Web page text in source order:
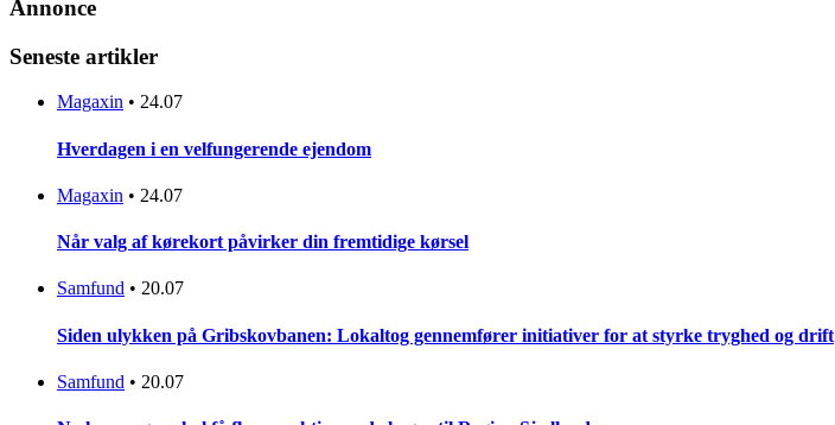
Annonce
Seneste artikler
Magaxin • 24.07
Hverdagen i en velfungerende ejendom
Magaxin • 24.07
Når valg af kørekort påvirker din fremtidige kørsel
Samfund • 20.07
Siden ulykken på Gribskovbanen: Lokaltog gennemfører initiativer for at styrke tryghed og drift
Samfund • 20.07